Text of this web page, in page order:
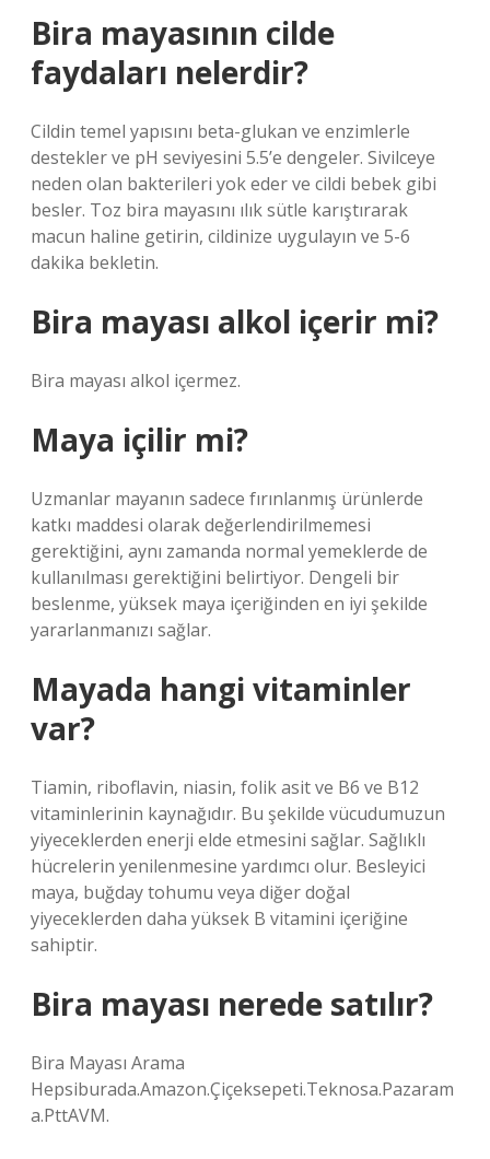
Bira mayasının cilde
faydaları nelerdir?
Cildin temel yapısını beta-glukan ve enzimlerle
destekler ve pH seviyesini 5.5’e dengeler. Sivilceye
neden olan bakterileri yok eder ve cildi bebek gibi
besler. Toz bira mayasını ılık sütle karıştırarak
macun haline getirin, cildinize uygulayın ve 5-6
dakika bekletin.
Bira mayası alkol içerir mi?
Bira mayası alkol içermez.
Maya içilir mi?
Uzmanlar mayanın sadece fırınlanmış ürünlerde
katkı maddesi olarak değerlendirilmemesi
gerektiğini, aynı zamanda normal yemeklerde de
kullanılması gerektiğini belirtiyor. Dengeli bir
beslenme, yüksek maya içeriğinden en iyi şekilde
yararlanmanızı sağlar.
Mayada hangi vitaminler
var?
Tiamin, riboflavin, niasin, folik asit ve B6 ve B12
vitaminlerinin kaynağıdır. Bu şekilde vücudumuzun
yiyeceklerden enerji elde etmesini sağlar. Sağlıklı
hücrelerin yenilenmesine yardımcı olur. Besleyici
maya, buğday tohumu veya diğer doğal
yiyeceklerden daha yüksek B vitamini içeriğine
sahiptir.
Bira mayası nerede satılır?
Bira Mayası Arama
Hepsiburada.Amazon.Çiçeksepeti.Teknosa.Pazaram
a.PttAVM.